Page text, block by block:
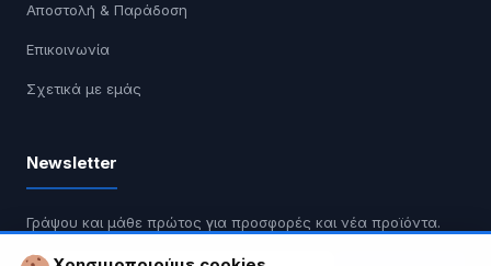
Αποστολή & Παράδοση
Επικοινωνία
Σχετικά με εμάς
Newsletter
Γράψου και μάθε πρώτος για προσφορές και νέα προϊόντα.